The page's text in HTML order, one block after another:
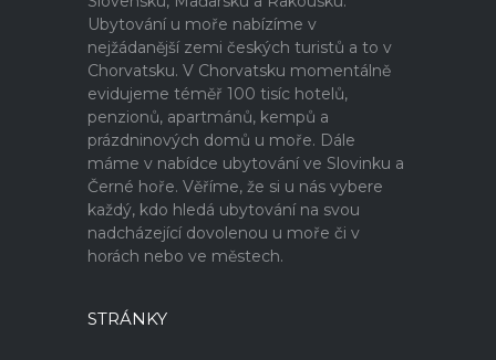
Ubytování u moře nabízíme v
nejžádanější zemi českých turistů a to v
Chorvatsku. V Chorvatsku momentálně
evidujeme téměř 100 tisíc hotelů,
penzionů, apartmánů, kempů a
prázdninových domů u moře. Dále
máme v nabídce ubytování ve Slovinku a
Černé hoře. Věříme, že si u nás vybere
každý, kdo hledá ubytování na svou
nadcházející dovolenou u moře či v
horách nebo ve městech.
STRÁNKY